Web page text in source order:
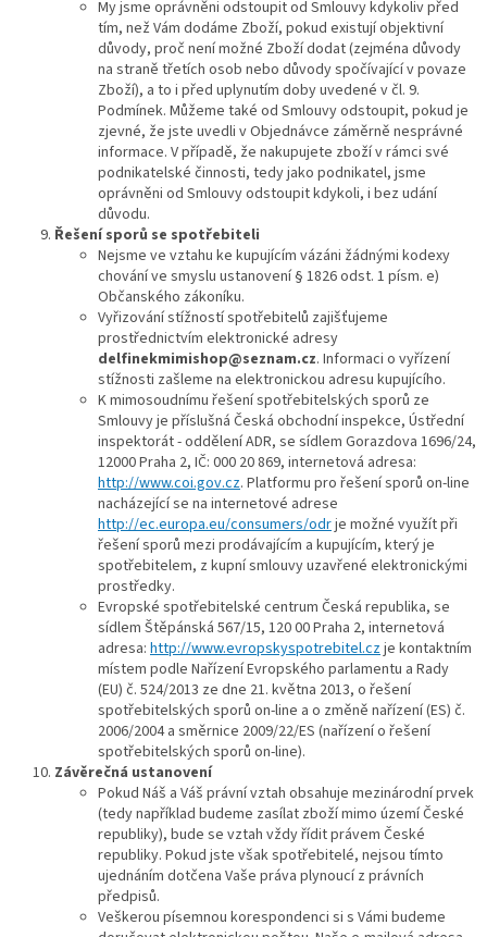
My jsme oprávněni odstoupit od Smlouvy kdykoliv před
tím, než Vám dodáme Zboží, pokud existují objektivní
důvody, proč není možné Zboží dodat (zejména důvody
na straně třetích osob nebo důvody spočívající v povaze
Zboží), a to i před uplynutím doby uvedené v čl. 9.
Podmínek. Můžeme také od Smlouvy odstoupit, pokud je
zjevné, že jste uvedli v Objednávce záměrně nesprávné
informace. V případě, že nakupujete zboží v rámci své
podnikatelské činnosti, tedy jako podnikatel, jsme
oprávněni od Smlouvy odstoupit kdykoli, i bez udání
důvodu.
Řešení sporů se spotřebiteli
Nejsme ve vztahu ke kupujícím vázáni žádnými kodexy
chování ve smyslu ustanovení § 1826 odst. 1 písm. e)
Občanského zákoníku.
Vyřizování stížností spotřebitelů zajišťujeme
prostřednictvím elektronické adresy
delfinekmimishop@seznam.cz. Informaci o vyřízení
stížnosti zašleme na elektronickou adresu kupujícího.
K mimosoudnímu řešení spotřebitelských sporů ze
Smlouvy je příslušná Česká obchodní inspekce, Ústřední
inspektorát - oddělení ADR, se sídlem Gorazdova 1696/24,
12000 Praha 2, IČ: 000 20 869, internetová adresa:
http://www.coi.gov.cz. Platformu pro řešení sporů on-line
nacházející se na internetové adrese
http://ec.europa.eu/consumers/odrje možné využít při
řešení sporů mezi prodávajícím a kupujícím, který je
spotřebitelem, z kupní smlouvy uzavřené elektronickými
prostředky.
Evropské spotřebitelské centrum Česká republika, se
sídlem Štěpánská 567/15, 120 00 Praha 2, internetová
adresa: http://www.evropskyspotrebitel.czje kontaktním
místem podle Nařízení Evropského parlamentu a Rady
(EU) č. 524/2013 ze dne 21. května 2013, o řešení
spotřebitelských sporů on-line a o změně nařízení (ES) č.
2006/2004 a směrnice 2009/22/ES (nařízení o řešení
spotřebitelských sporů on-line).
Závěrečná ustanovení
Pokud Náš a Váš právní vztah obsahuje mezinárodní prvek
(tedy například budeme zasílat zboží mimo území České
republiky), bude se vztah vždy řídit právem České
republiky. Pokud jste však spotřebitelé, nejsou tímto
ujednáním dotčena Vaše práva plynoucí z právních
předpisů.
Veškerou písemnou korespondenci si s Vámi budeme